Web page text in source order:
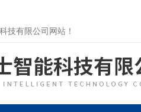
技有限公司网站！